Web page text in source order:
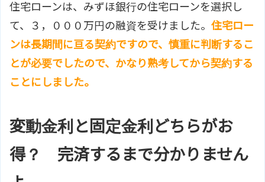
住宅ローンは、みずほ銀行の住宅ローンを選択し
て、３，０００万円の融資を受けました。 住宅ロー
ンは長期間に亘る契約ですので、慎重に判断するこ
とが必要でしたので、かなり熟考してから契約する
ことにしました。
変動金利と固定金利どちらがお
得？ 完済するまで分かりません